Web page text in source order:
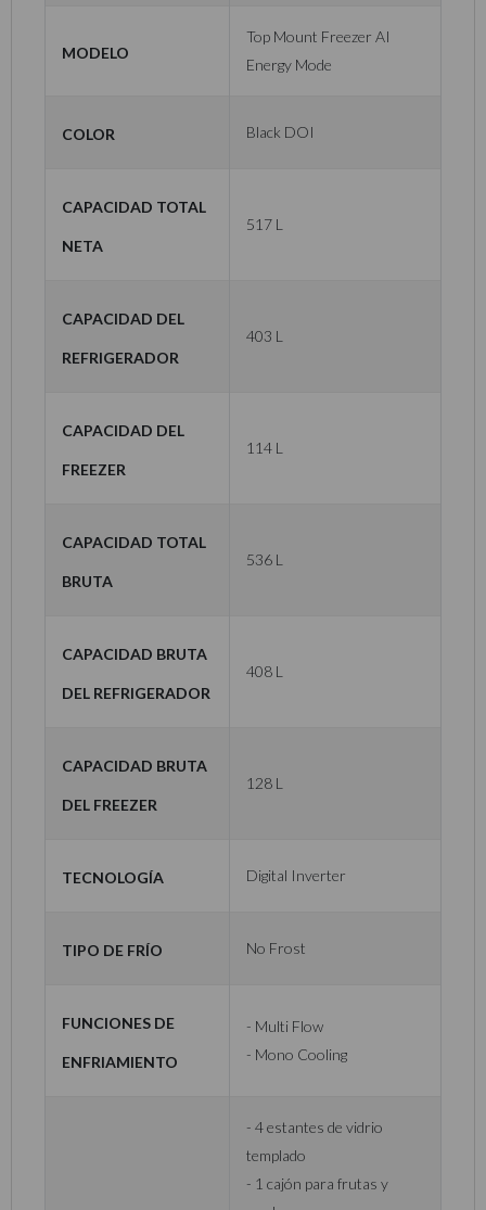
Modelo
Top Mount Freezer AI
Energy Mode
Color Black DOI
Capacidad total
neta
517 L
Capacidad del
refrigerador
403 L
Capacidad del
freezer
114 L
Capacidad total
bruta
536 L
Capacidad bruta
del refrigerador
408 L
Capacidad bruta
del freezer
128 L
Tecnología Digital Inverter
Tipo de frío No Frost
Funciones de
enfriamiento
- Multi Flow
- Mono Cooling
- 4 estantes de vidrio
templado
- 1 cajón para frutas y